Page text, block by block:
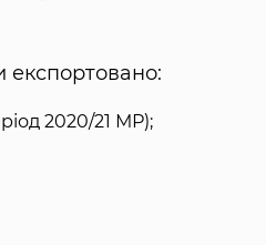
експортовано:
2020/21 МР);